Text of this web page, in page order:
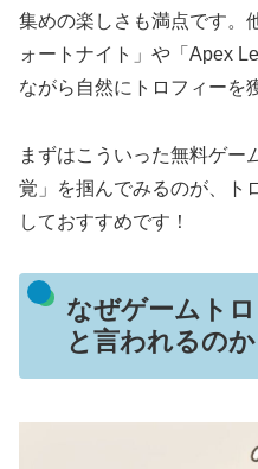
集めの楽しさも満点です。
ォートナイト」や「Apex
ながら自然にトロフィーを
まずはこういった無料ゲー
覚」を掴んでみるのが、ト
しておすすめです！
なぜゲームト
と言われるのか